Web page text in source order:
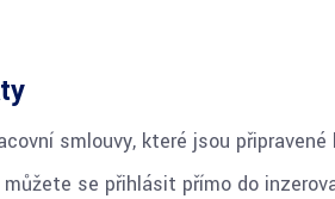
smlouvy, které jsou
se přihlásit přímo do